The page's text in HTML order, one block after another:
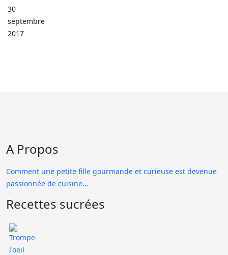
30
septembre
2017
A Propos
Comment une petite fille gourmande et curieuse est devenue
passionnée de cuisine...
Recettes sucrées